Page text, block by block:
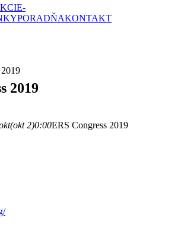
-
PORADŇAKONTAKT
2019
(okt 2)0:00ERS Congress 2019